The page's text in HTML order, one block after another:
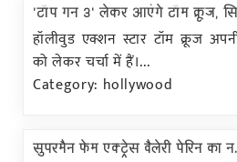
'टॉप गन 3' लेकर आएंगे टॉम क्रूज,
हॉलीवुड एक्शन स्टार टॉम क्रूज
को लेकर चर्चा में हैं।...
Category: hollywood
सुपरमैन फेम एक्ट्रेस वैलेरी पेरिन का